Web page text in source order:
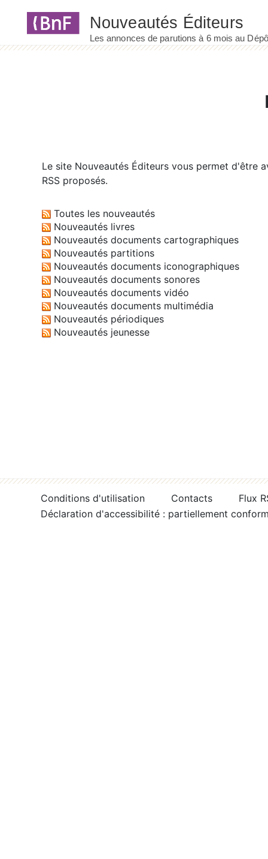
Le site Nouveautés Éditeurs vous permet d'être
RSS proposés.
Toutes les nouveautés
Nouveautés livres
Nouveautés documents cartographiques
Nouveautés partitions
Nouveautés documents iconographiques
Nouveautés documents sonores
Nouveautés documents vidéo
Nouveautés documents multimédia
Nouveautés périodiques
Nouveautés jeunesse
Conditions d'utilisation Contacts
Flux
Déclaration d'accessibilité : partiellement